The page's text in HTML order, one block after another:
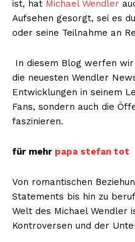
ist, hat Michael Wendler
Aufsehen gesorgt, sei es
oder seine Teilnahme an
In diesem Blog werfen
die neuesten Wendler
Entwicklungen in seinem
Fans, sondern auch die
faszinieren.
für mehr papa stefan tot
Von romantischen
Statements bis hin zu
Welt des Michael Wendler
Kontroversen und der